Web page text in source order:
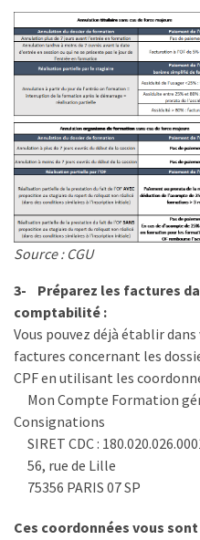
(159)
Interviews
(108)
Rubrique
RH
(93)
Droit
formation
Offre
formation
Certification
Source : CGU
3- Préparez les factures
comptabilité :
Vous pouvez déjà établir
factures concernant les
CPF en utilisant les
Mon Compte Formation
Consignations
SIRET CDC :
56, rue de Lille
75356 PARIS 07 SP
Ces coordonnées vous